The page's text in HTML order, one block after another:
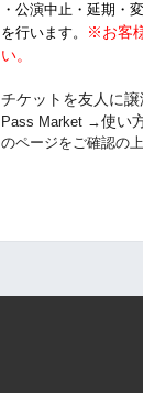
・公演中止・延期・
を行います。
※お客
い。
チケットを友人に
Pass Market →使い
のページをご確認の